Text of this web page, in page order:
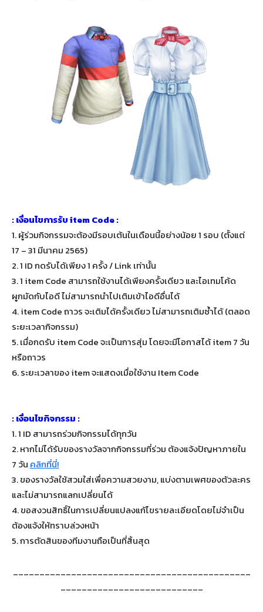
: เงื่อนไขการรับ item Code :
1.ผู้ร่วมกิจกรรมจะต้องมีรอบเต้นในเดือนนี้อย่างน้อย 1 รอบ (ตั้งแต่
17 – 31 มีนาคม 2565)
2.1 ID กดรับได้เพียง 1 ครั้ง / Link เท่านั้น
3. 1 item Code สามารถใช้งานได้เพียงครั้งเดียว และไอเทมโค้ด
ผูกมัดกับไอดี ไม่สามารถนำไปเติมเข้าไอดีอื่นได้
4. item Code ถาวร จะเติมได้ครั้งเดียว ไม่สามารถเติมซ้ำได้ (ตลอด
ระยะเวลากิจกรรม)
5. เมื่อกดรับ item Code จะเป็นการสุ่ม โดยจะมีโอกาสได้ item 7 วัน
หรือถาวร
6. ระยะเวลาของ item จะแสดงเมื่อใช้งาน Item Code
: เงื่อนไขกิจกรรม :
1. 1 ID สามารถร่วมกิจกรรมได้ทุกวัน
2. หากไม่ได้รับของรางวัลจากกิจกรรมที่ร่วม ต้องแจ้งปัญหาภายใน
7 วัน คลิกที่นี่!
3. ของรางวัลใช้สวมใส่เพื่อความสวยงาม, แบ่งตามเพศของตัวละคร
และไม่สามารถแลกเปลี่ยนได้
4. ขอสงวนสิทธิ์ในการเปลี่ยนแปลงแก้ไขรายละเอียดโดยไม่จำเป็น
ต้องแจ้งให้ทราบล่วงหน้า
5. การตัดสินของทีมงานถือเป็นที่สิ้นสุด
_____________________________________________
___________________________